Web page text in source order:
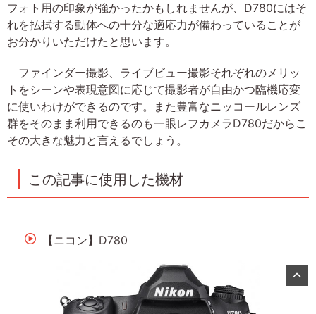
フォト用の印象が強かったかもしれませんが、D780にはそ
れを払拭する動体への十分な適応力が備わっていることが
お分かりいただけたと思います。
ファインダー撮影、ライブビュー撮影それぞれのメリッ
トをシーンや表現意図に応じて撮影者が自由かつ臨機応変
に使いわけができるのです。また豊富なニッコールレンズ
群をそのまま利用できるのも一眼レフカメラD780だからこ
その大きな魅力と言えるでしょう。
この記事に使用した機材
【ニコン】D780